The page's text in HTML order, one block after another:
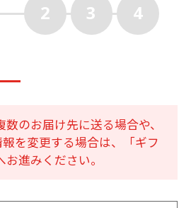
2 3 4
のお届け先に送る場合や、
を変更する場合は、「ギフ
進みください。